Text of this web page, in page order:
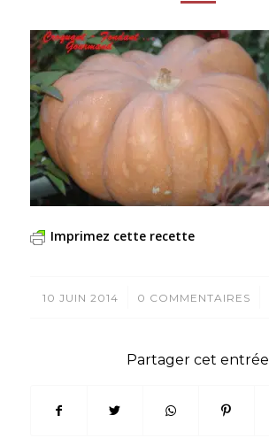
Imprimez cette recette
10 JUIN 2014
/ 0 COMMENTAIRES
/
Partager cet entrée